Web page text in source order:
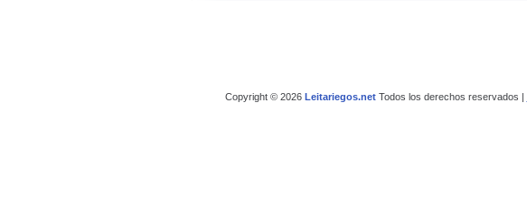
Copyright © 2026 Leitariegos.netTodos los derechos reservados |